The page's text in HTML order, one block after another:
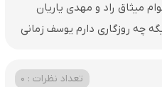
میثاق راد و مهدی یاریان
چه روزگاری دارم یوسف زمانی
تعداد نظرات : 0